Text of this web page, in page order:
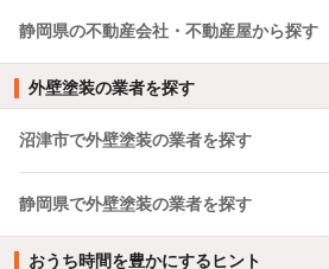
静岡県の不動産会社・不動産屋から探す
外壁塗装の業者を探す
沼津市で外壁塗装の業者を探す
静岡県で外壁塗装の業者を探す
おうち時間を豊かにするヒント